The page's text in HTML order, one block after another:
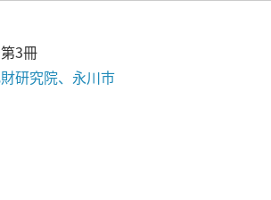
3冊
研究院、永川市